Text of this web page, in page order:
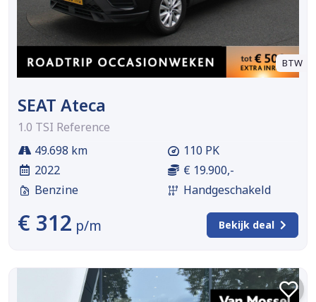
BTW
SEAT Ateca
1.0 TSI Reference
49.698 km
2022
Benzine
110 PK
€ 19.900,-
Handgeschakeld
€ 312 p/m Bekijk deal